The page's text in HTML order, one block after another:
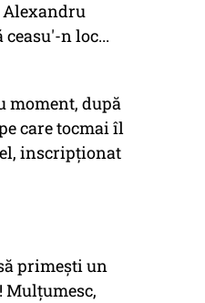
Alexandru
n loc...
moment, după
care tocmai îl
el, inscripționat
primești un
Mulțumesc,